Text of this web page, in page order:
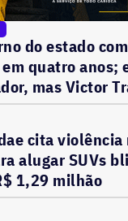
do estado
quatro anos;
mas Victor
cita violência
alugar SUVs
1,29 milhão